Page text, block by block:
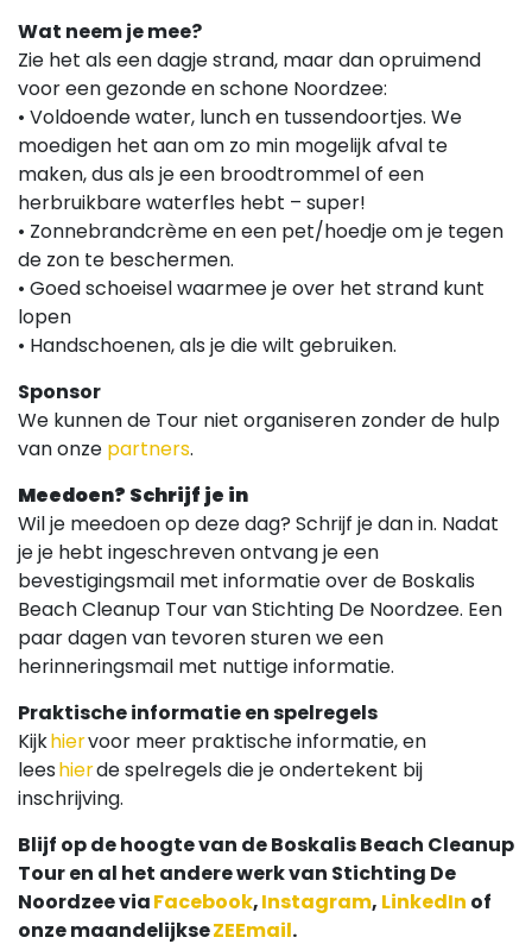
Wat neem je mee?
Zie het als een dagje strand, maar dan opruimend
voor een gezonde en schone Noordzee:
• Voldoende water, lunch en tussendoortjes. We
moedigen het aan om zo min mogelijk afval te
maken, dus als je een broodtrommel of een
herbruikbare waterfles hebt – super!
• Zonnebrandcrème en een pet/hoedje om je tegen
de zon te beschermen.
• Goed schoeisel waarmee je over het strand kunt
lopen
• Handschoenen, als je die wilt gebruiken.
Sponsor
We kunnen de Tour niet organiseren zonder de hulp
van onze partners.
Meedoen? Schrijf je in
Wil je meedoen op deze dag? Schrijf je dan in. Nadat
je je hebt ingeschreven ontvang je een
bevestigingsmail met informatie over de Boskalis
Beach Cleanup Tour van Stichting De Noordzee. Een
paar dagen van tevoren sturen we een
herinneringsmail met nuttige informatie.
Praktische informatie en spelregels
Kijkhiervoor meer praktische informatie, en
leeshierde spelregels die je ondertekent bij
inschrijving.
Blijf op de hoogte van de Boskalis Beach Cleanup
Tour en al het andere werk van Stichting De
Noordzee viaFacebook,Instagram, LinkedIn of
onze maandelijkseZEEmail.